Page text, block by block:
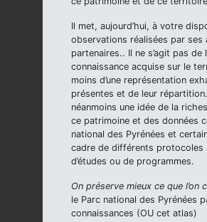
Il met, aujourd’hui, à votre
observations réalisées par ses
partenaires.. Il ne s’agit pas de
connaissance acquise sur le
moins d’une représentation
présentes et de leur
néanmoins une idée de la
ce patrimoine et des données
national des Pyrénées et
cadre de différents protocoles
d’études ou de programmes.
On préserve mieux ce que l’on
le Parc national des Pyrénées
connaissances (OU cet atlas)